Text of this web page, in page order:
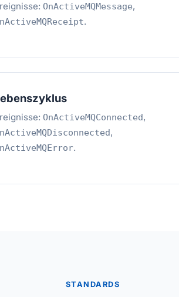
OnActiveMQMessage,
.
OnActiveMQConnected,
,
.
STANDARDS